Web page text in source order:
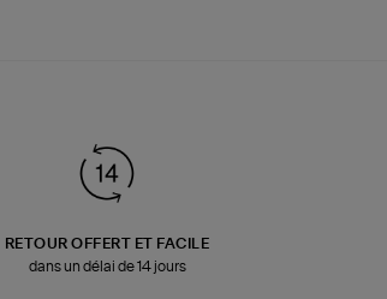
RETOUR OFFERT ET FACILE
dans un délai de 14 jours